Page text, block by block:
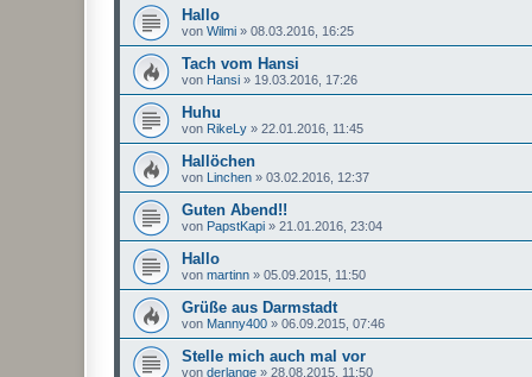
Hallo
von Wilmi » 08.03.2016, 16:25
Tach vom Hansi
von Hansi » 19.03.2016, 17:26
Huhu
von RikeLy » 22.01.2016, 11:45
Hallöchen
von Linchen » 03.02.2016, 12:37
Guten Abend!!
von PapstKapi » 21.01.2016, 23:04
Hallo
von martinn » 05.09.2015, 11:50
Grüße aus Darmstadt
von Manny400 » 06.09.2015, 07:46
Stelle mich auch mal vor
von derlange » 28.08.2015, 11:50